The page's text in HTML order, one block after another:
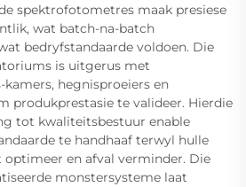
spektrofotometres maak presiese
wat batch-na-batch
bedryfstandaarde voldoen. Die
is uitgerus met
hegnisproeiers en
produkprestasie te valideer. Hierdie
tot kwaliteitsbestuur enable
te handhaaf terwyl hulle
en afval verminder. Die
monstersysteme laat